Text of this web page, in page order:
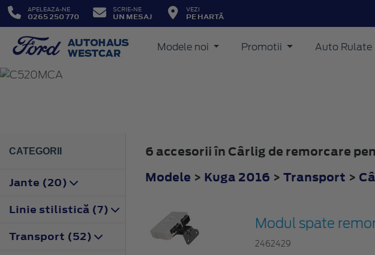
APELEAZA-NE
0265 250 770
SCRIE-NE
UN MESAJ
VEZI
PE HARTĂ
Modele noi Promotii Auto Rulate
KUGA
CATEGORII
Jante (20)
Linie stilistică (7)
Transport (52)
6 accesorii în Cârlig de remorcare
Modele > Kuga 2016 > Transport >
Modul spate
2462429